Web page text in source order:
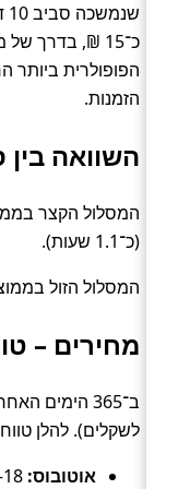
כ־15 ₪, בדרך
הזמנות.
השוואה
המסלול הקצר
(כ־1.1 שעות).
המסלול הזול בממוצע
מחירים –
ב־365 הימים
לשקלים). להלן
אוטובוס: